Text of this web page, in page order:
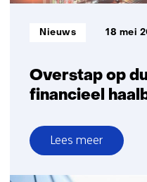
morgen
Overstap op
financieel
Informatietype:
Nieuws 18 mei
Lees meer
over
Overstap